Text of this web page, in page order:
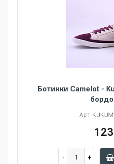
Ботинки Camelot -
Арт:
123